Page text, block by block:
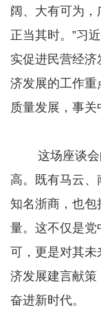
阔、大有可为
正当其时。”习
实促进民营经
济发展的工作重
质量发展，事关
这场座谈会的
高。既有马云
知名浙商，也
量。这不仅是党
可，更是对其
济发展建言献策
奋进新时代。